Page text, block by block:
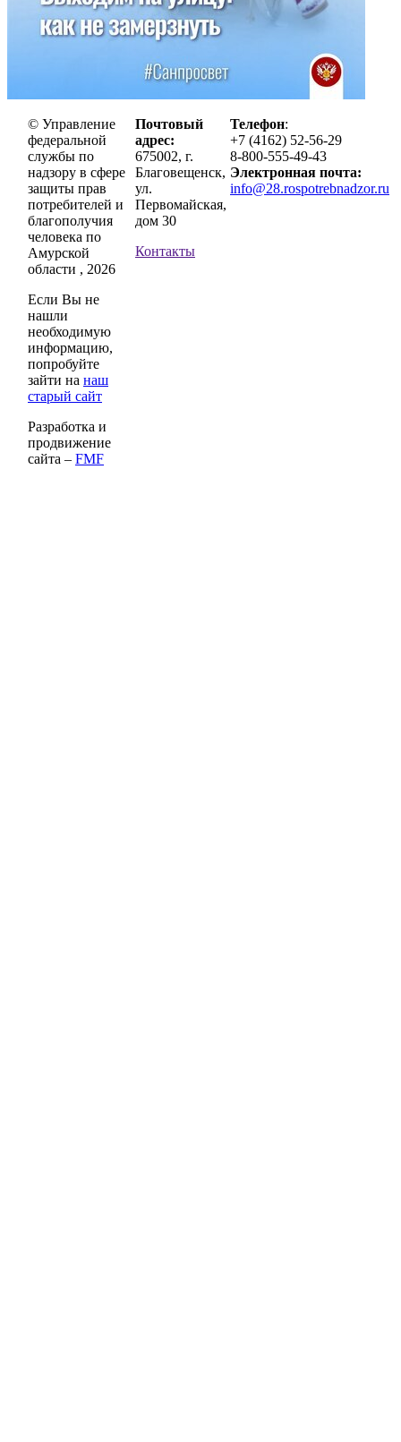
© Управление
федеральной
службы по
надзору в сфере
защиты прав
потребителей и
благополучия
человека по
Амурской
области , 2026
Если Вы не
нашли
необходимую
информацию,
попробуйте
зайти на наш
старый сайт
Разработка и
продвижение
сайта – FMF
Почтовый
адрес:
675002, г.
Благовещенск,
ул.
Первомайская,
дом 30
Контакты
Телефон:
+7 (4162) 52-56-29
8-800-555-49-43
Электронная почта:
info@28.rospotrebnadzor.ru